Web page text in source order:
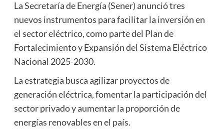
La Secretaría de Energía (Sener) anunció tres
nuevos instrumentos para facilitar la inversión en
el sector eléctrico, como parte del Plan de
Fortalecimiento y Expansión del Sistema Eléctrico
Nacional 2025-2030.
La estrategia busca agilizar proyectos de
generación eléctrica, fomentar la participación del
sector privado y aumentar la proporción de
energías renovables en el país.